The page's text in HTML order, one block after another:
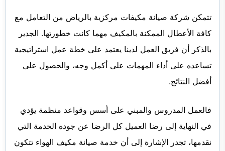
تتمكن شركة صيانة مكيفات مركزية بالرياض من التعامل مع
كافة الأعطال الممكنة بالمكيف مهما كانت خطورتها. الجدير
بالذكر أن فريق العمل لدينا يعتمد على خطة عمل استراتيجية
تساعده على أداء المهمات على أكمل وجه، والحصول على
أفضل النتائج.
فالعمل المدروس والمبني على أسس وقواعد منظمة يؤدي
في النهاية إلى رضا العميل كل الرضا عن جودة الخدمة التي
نقدمها، تجدر الإشارة إلى أن خدمة صيانة مكيف الهواء تتكون